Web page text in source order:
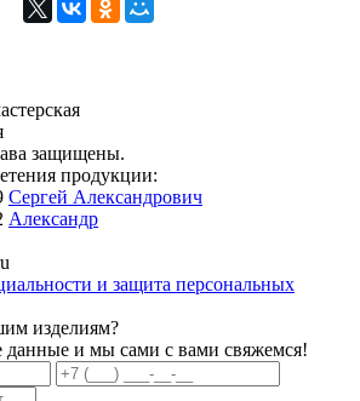
защищены.
продукции:
Сергей Александрович
Александр
и защита персональных
изделиям?
данные и мы сами с вами свяжемся!